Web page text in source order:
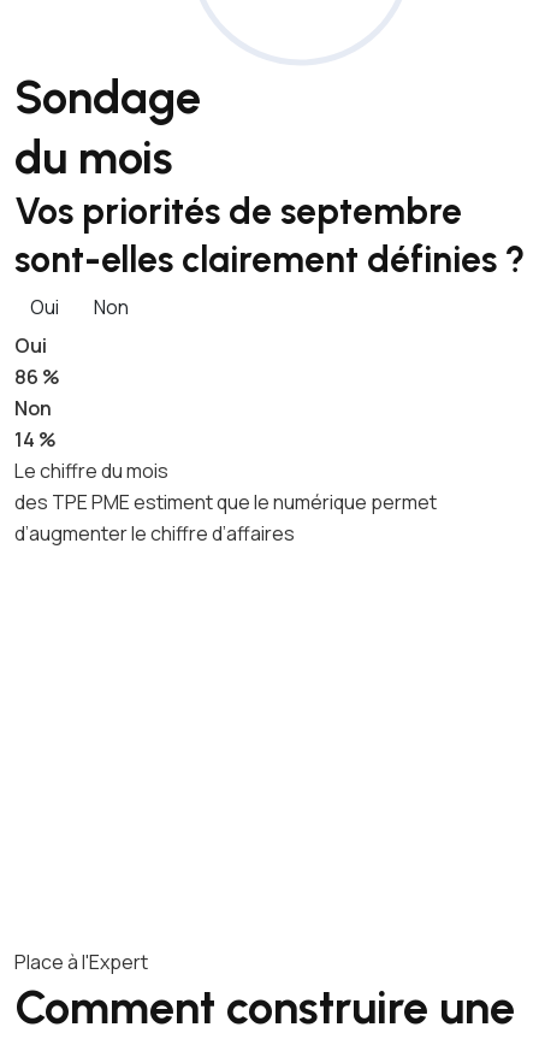
Sondage
du mois
Vos priorités de septembre
sont-elles clairement définies ?
Oui
Non
Oui
86 %
Non
14 %
Le chiffre du mois
des TPE PME estiment que le numérique permet
d’augmenter le chiffre d’affaires
Place à l'Expert
Comment construire une